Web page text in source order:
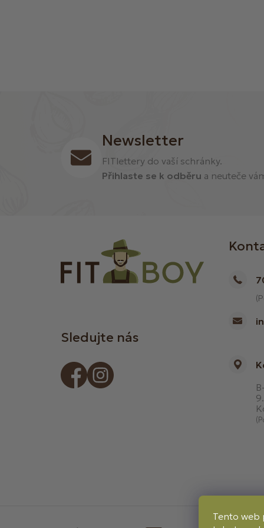
Tento web
Newsletter
FITlettery do vaší schránky.
Přihlaste se k odběru a neuteče
Sledujte nás